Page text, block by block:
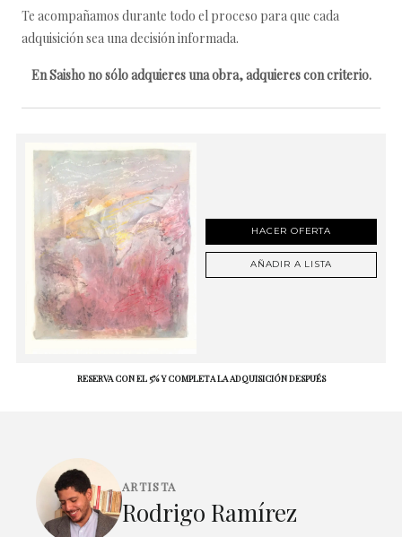
Te acompañamos durante todo el proceso para que cada
adquisición sea una decisión informada.
En Saisho no sólo adquieres una obra, adquieres con criterio.
HACER OFERTA
AÑADIR A LISTA
RESERVA CON EL 5% Y COMPLETA LA ADQUISICIÓN DESPUÉS
ARTISTA
Rodrigo Ramírez